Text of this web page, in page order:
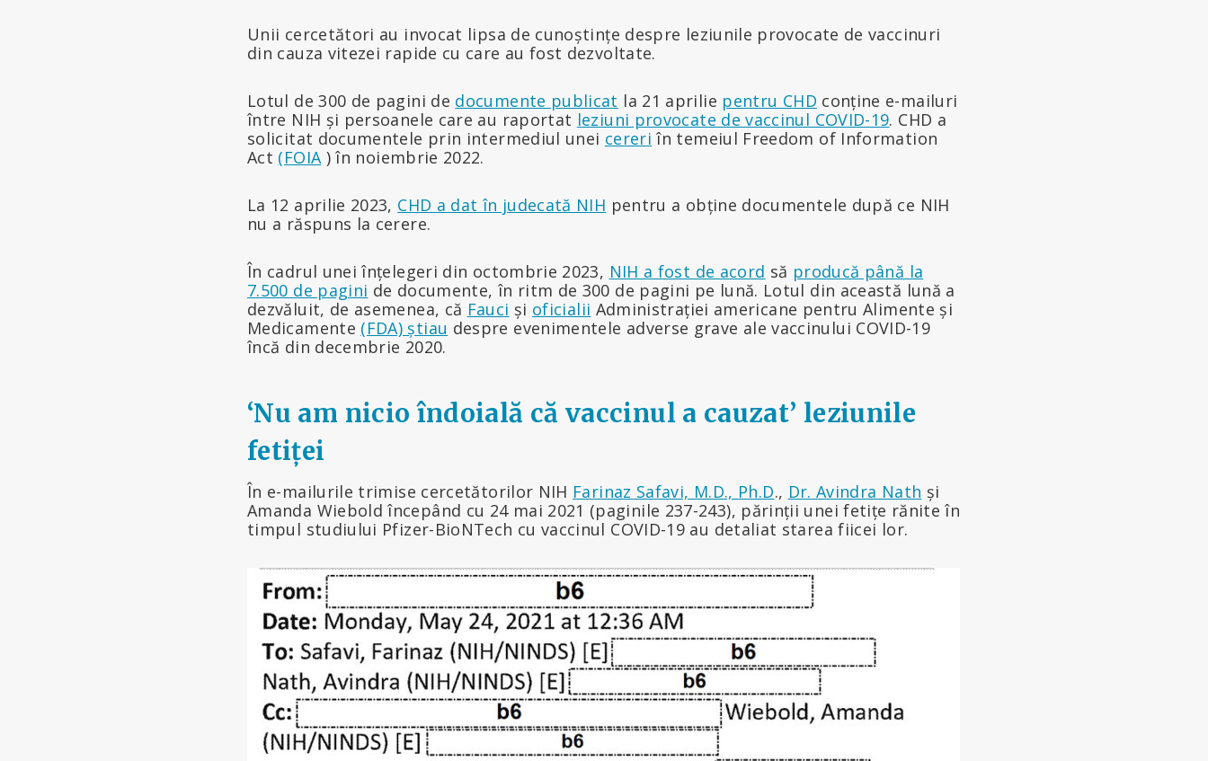
Unii cercetători au invocat lipsa de cunoștințe despre leziunile provocate de vaccinuri
din cauza vitezei rapide cu care au fost dezvoltate.
Lotul de 300 de pagini de documente publicat la 21 aprilie pentru CHD conține e-mailuri
între NIH și persoanele care au raportat leziuni provocate de vaccinul COVID-19. CHD a
solicitat documentele prin intermediul unei cereri în temeiul Freedom of Information
Act (FOIA) în noiembrie 2022.
La 12 aprilie 2023, CHD a dat în judecată NIH pentru a obține documentele după ce NIH
nu a răspuns la cerere.
În cadrul unei înțelegeri din octombrie 2023, NIH a fost de acord să producă până la
7.500 de pagini de documente, în ritm de 300 de pagini pe lună. Lotul din această lună a
dezvăluit, de asemenea, că Fauci și oficialii Administrației americane pentru Alimente și
Medicamente (FDA) știau despre evenimentele adverse grave ale vaccinului COVID-19
încă din decembrie 2020.
‘Nu am nicio îndoială că vaccinul a cauzat’ leziunile
fetiței
În e-mailurile trimise cercetătorilor NIH Farinaz Safavi, M.D., Ph.D., Dr. Avindra Nath și
Amanda Wiebold începând cu 24 mai 2021 (paginile 237-243), părinții unei fetițe rănite în
timpul studiului Pfizer-BioNTech cu vaccinul COVID-19 au detaliat starea fiicei lor.